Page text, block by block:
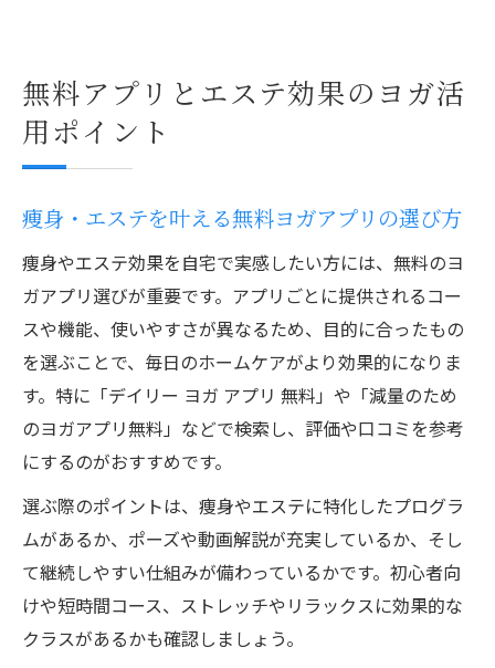
無料アプリとエステ効果のヨガ活
用ポイント
痩身・エステを叶える無料ヨガアプリの選び方
痩身やエステ効果を自宅で実感したい方には、無料のヨ
ガアプリ選びが重要です。アプリごとに提供されるコー
スや機能、使いやすさが異なるため、目的に合ったもの
を選ぶことで、毎日のホームケアがより効果的になりま
す。特に「デイリー ヨガ アプリ 無料」や「減量のため
のヨガアプリ無料」などで検索し、評価や口コミを参考
にするのがおすすめです。
選ぶ際のポイントは、痩身やエステに特化したプログラ
ムがあるか、ポーズや動画解説が充実しているか、そし
て継続しやすい仕組みが備わっているかです。初心者向
けや短時間コース、ストレッチやリラックスに効果的な
クラスがあるかも確認しましょう。